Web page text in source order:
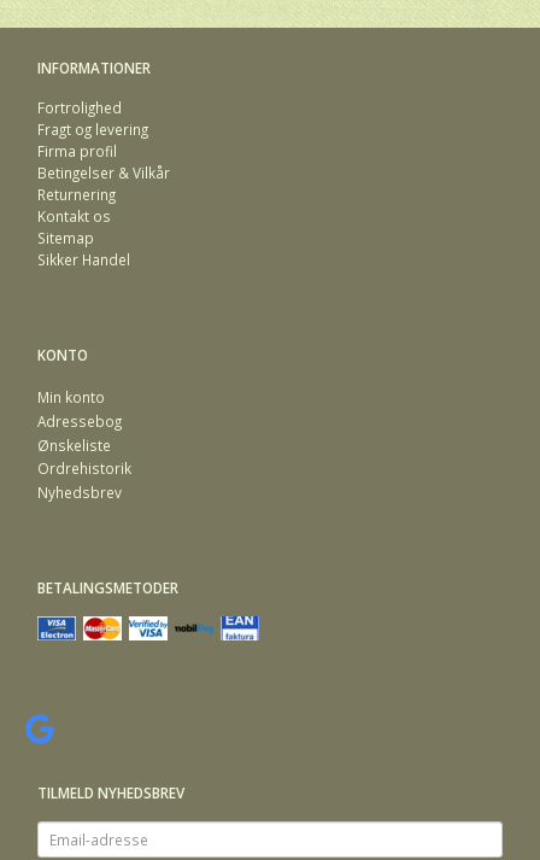
INFORMATIONER
Fortrolighed
Fragt og levering
Firma profil
Betingelser & Vilkår
Returnering
Kontakt os
Sitemap
Sikker Handel
KONTO
Min konto
Adressebog
Ønskeliste
Ordrehistorik
Nyhedsbrev
BETALINGSMETODER
TILMELD NYHEDSBREV
Email-
adresse